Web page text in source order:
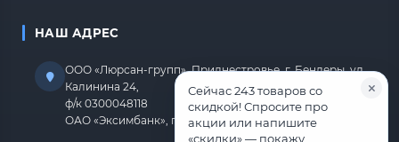
НАШ АДРЕС
ООО «Люрсан-групп», Приднестровье, г. Бендеры, ул.
Калинина 24,
ф/к 0300048118
ОАО «Эксимбанк», г.Бендеры, р/с 2212670000000818
Сейчас 243 товаров со
скидкой! Спросите про
акции или напишите
«скидки» — покажу